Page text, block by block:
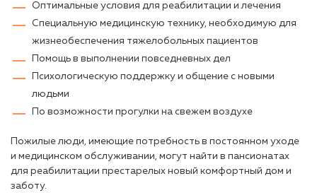
Оптимальные условия для реабилитации и лечения
Специальную медицинскую технику, необходимую для
жизнеобеспечения тяжелобольных пациентов
Помощь в выполнении повседневных дел
Психологическую поддержку и общение с новыми
людьми
По возможности прогулки на свежем воздухе
Пожилые люди, имеющие потребность в постоянном уходе
и медицинском обслуживании, могут найти в пансионатах
для реабилитации престарелых новый комфортный дом и
заботу.